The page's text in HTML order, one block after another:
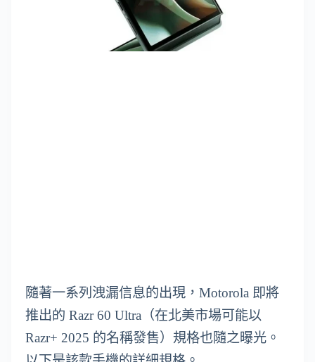
隨著一系列洩漏信息的出現，Motorola 即將
推出的 Razr 60 Ultra（在北美市場可能以
Razr+ 2025 的名稱發售）規格也隨之曝光。